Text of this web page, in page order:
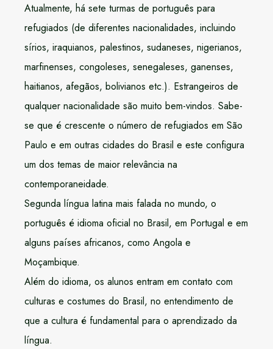
Atualmente, há sete turmas de português para
refugiados (de diferentes nacionalidades, incluindo
sírios, iraquianos, palestinos, sudaneses, nigerianos,
marfinenses, congoleses, senegaleses, ganenses,
haitianos, afegãos, bolivianos etc.). Estrangeiros de
qualquer nacionalidade são muito bem-vindos. Sabe-
se que é crescente o número de refugiados em São
Paulo e em outras cidades do Brasil e este configura
um dos temas de maior relevância na
contemporaneidade.
Segunda língua latina mais falada no mundo, o
português é idioma oficial no Brasil, em Portugal e em
alguns países africanos, como Angola e
Moçambique.
Além do idioma, os alunos entram em contato com
culturas e costumes do Brasil, no entendimento de
que a cultura é fundamental para o aprendizado da
língua.